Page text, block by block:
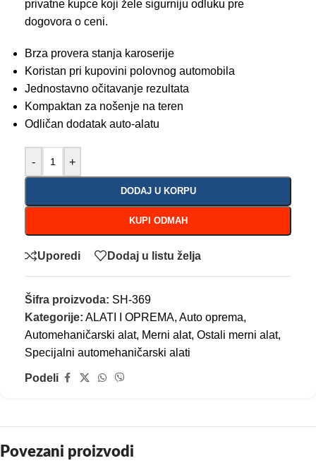
privatne kupce koji žele sigurniju odluku pre
dogovora o ceni.
Brza provera stanja karoserije
Koristan pri kupovini polovnog automobila
Jednostavno očitavanje rezultata
Kompaktan za nošenje na teren
Odličan dodatak auto-alatu
- +
DODAJ U KORPU
KUPI ODMAH
Uporedi Dodaj u listu želja
Šifra proizvoda: SH-369
Kategorije: ALATI I OPREMA, Auto oprema,
Automehaničarski alat, Merni alat, Ostali merni alat,
Specijalni automehaničarski alati
Podeli
Povezani proizvodi